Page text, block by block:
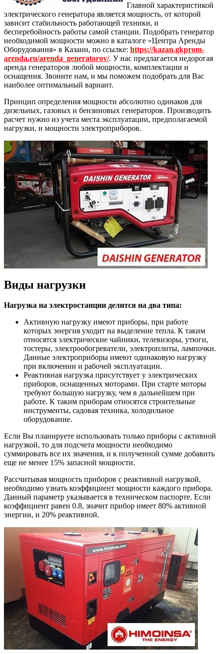
Главной характеристикой
электрического генератора является мощность, от которой
зависит стабильность работающей техники, и
бесперебойность работы самой станции. Подобрать генератор
необходимой мощности можно в каталоге «Центра Аренды
Оборудования» в Казани, по ссылке: https://kazan.gkprom-
arenda.ru/arenda_generatorov/. У нас предлагается недорогая
аренда генераторов любой мощности, комплектации и
оснащения. Звоните нам, и мы поможем подобрать для Вас
наиболее оптимальный вариант.
Принцип определения мощности абсолютно одинаков для
дизельных, газовых и бензиновых генераторов. Производить
расчет нужно из учета места эксплуатации, предполагаемой
нагрузки, и мощности электроприборов.
Виды нагрузки
Нагрузка на электростанции делится на два типа:
Активную нагрузку имеют приборы, при работе
которых энергия уходит на выделение тепла. К таким
относятся электрические чайники, телевизоры, утюги,
тостеры, электрообогреватели, электроплиты, лампочки.
Данные электроприборы имеют одинаковую нагрузку
при включении и рабочей эксплуатации.
Реактивная нагрузка присутствует у электрических
приборов, оснащенных моторами. При старте моторы
требуют большую нагрузку, чем в дальнейшем при
работе. К таким приборам относятся строительные
инструменты, садовая техника, холодильное
оборудование.
Если Вы планируете использовать только приборы с активной
нагрузкой, то для подсчета мощности необходимо
суммировать все их значения, и к полученной сумме добавить
еще не менее 15% запасной мощности.
Рассчитывая мощность приборов с реактивной нагрузкой,
необходимо узнать коэффициент мощности каждого прибора.
Данный параметр указывается в техническом паспорте. Если
коэффициент равен 0.8, значит прибор имеет 80% активной
энергии, и 20% реактивной.